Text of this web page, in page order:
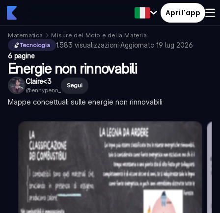
Apri l'app
Matematica
Misure del Moto e della Materia
Tecnologia
1.583 visualizzazioni·Aggiornato 19 lug 2026·
6 pagine
Energie non rinnovabili
Claire<3
@enhypenn_
Segui
Mappe concettuali sulle energie non rinnovabili